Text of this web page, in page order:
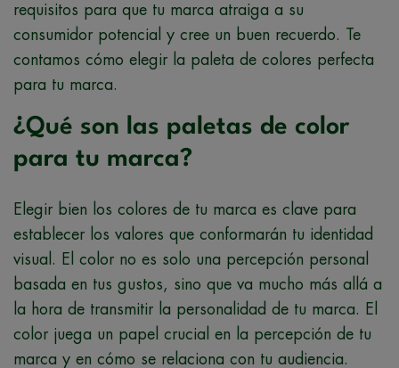
requisitos para que tu marca atraiga a su
consumidor potencial y cree un buen recuerdo. Te
contamos cómo elegir la paleta de colores perfecta
para tu marca.
¿Qué son las paletas de color
para tu marca?
Elegir bien los colores de tu marca es clave para
establecer los valores que conformarán tu identidad
visual. El color no es solo una percepción personal
basada en tus gustos, sino que va mucho más allá a
la hora de transmitir la personalidad de tu marca. El
color juega un papel crucial en la percepción de tu
marca y en cómo se relaciona con tu audiencia.